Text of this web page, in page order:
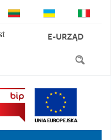
E-URZĄD